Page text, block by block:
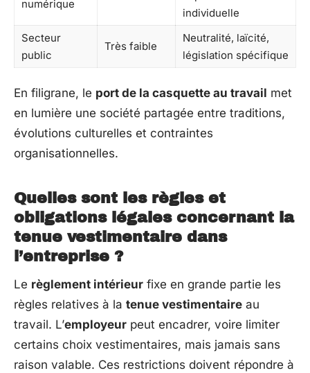
numérique
individuelle
Secteur
public
Très faible
Neutralité, laïcité,
législation spécifique
En filigrane, le port de la casquette au travail met
en lumière une société partagée entre traditions,
évolutions culturelles et contraintes
organisationnelles.
Quelles sont les règles et
obligations légales concernant la
tenue vestimentaire dans
l’entreprise ?
Le règlement intérieur fixe en grande partie les
règles relatives à la tenue vestimentaire au
travail. L’employeur peut encadrer, voire limiter
certains choix vestimentaires, mais jamais sans
raison valable. Ces restrictions doivent répondre à